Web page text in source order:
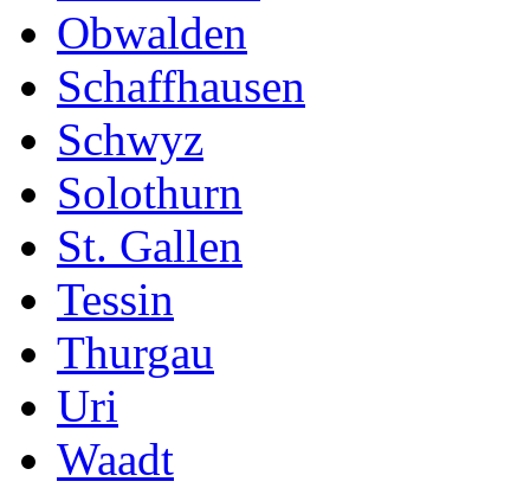
Obwalden
Schaffhausen
Schwyz
Solothurn
St. Gallen
Tessin
Thurgau
Uri
Waadt